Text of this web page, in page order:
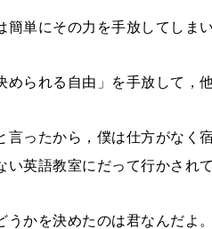
簡単にその力を手放してしまい
められる自由」を手放して，
言ったから，僕は仕方がなく
い英語教室にだって行かされて
うかを決めたのは君なんだよ。